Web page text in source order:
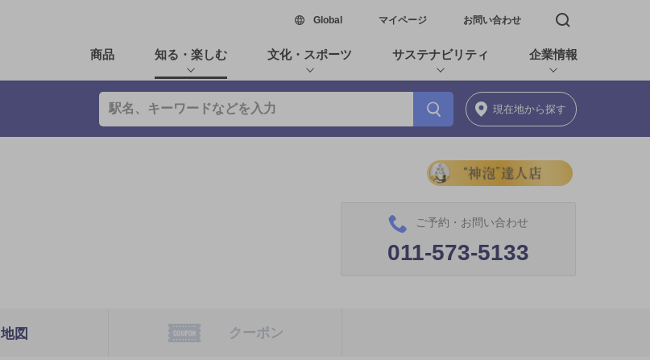
Global新しいウィンドウで開く
マイページ お問い合わせ 検索窓を開く
商品 知る・楽しむ 文化・スポーツ サステナビリティ 企業情報
現在地から探す
ご予約・お問い合わせ
011-573-5133
地図 クーポン